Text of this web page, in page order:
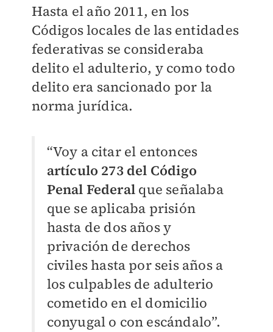
Hasta el año 2011, en los
Códigos locales de las entidades
federativas se consideraba
delito el adulterio, y como todo
delito era sancionado por la
norma jurídica.
“Voy a citar el entonces
artículo 273 del Código
Penal Federal que señalaba
que se aplicaba prisión
hasta de dos años y
privación de derechos
civiles hasta por seis años a
los culpables de adulterio
cometido en el domicilio
conyugal o con escándalo”.